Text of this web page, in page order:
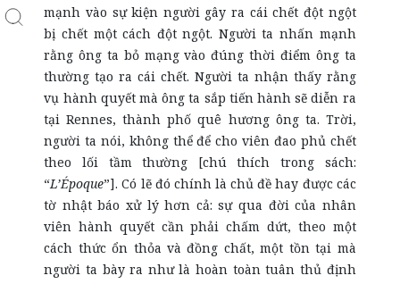
mạnh vào sự kiện người gây ra cái chết đột ngột
bị chết một cách đột ngột. Người ta nhấn mạnh
rằng ông ta bỏ mạng vào đúng thời điểm ông ta
thường tạo ra cái chết. Người ta nhận thấy rằng
vụ hành quyết mà ông ta sắp tiến hành sẽ diễn ra
tại Rennes, thành phố quê hương ông ta. Trời,
người ta nói, không thể để cho viên đao phủ chết
theo lối tầm thường [chú thích trong sách:
“L’Époque”]. Có lẽ đó chính là chủ đề hay được các
tờ nhật báo xử lý hơn cả: sự qua đời của nhân
viên hành quyết cần phải chấm dứt, theo một
cách thức ổn thỏa và đồng chất, một tồn tại mà
người ta bày ra như là hoàn toàn tuân thủ định